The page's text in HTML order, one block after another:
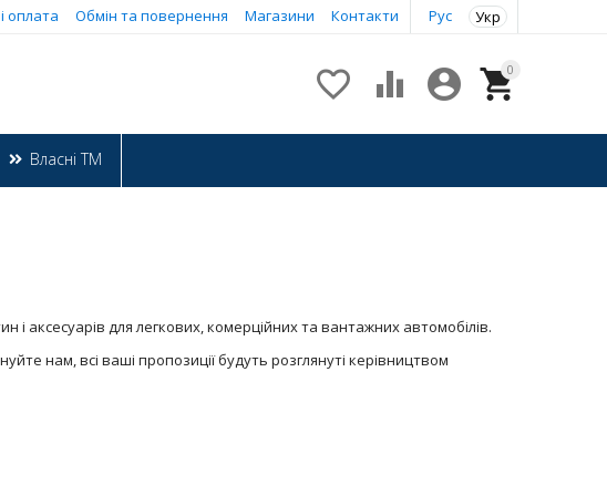
Рус Укр
оплата Обмін та повернення Магазини Контакти
0


 
Власні ТМ
аксесуарів для легкових, комерційних та вантажних автомобілів.
нам, всі ваші пропозиції будуть розглянуті керівництвом